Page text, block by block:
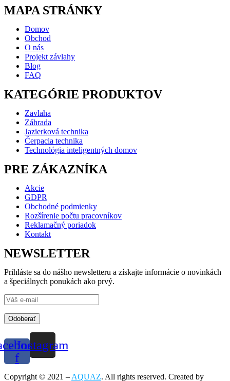
MAPA STRÁNKY
Domov
Obchod
O nás
Projekt závlahy
Blog
FAQ
KATEGÓRIE PRODUKTOV
Zavlaha
Záhrada
Jazierková technika
Čerpacia technika
Technológia inteligentných domov
PRE ZÁKAZNÍKA
Akcie
GDPR
Obchodné podmienky
Rozšírenie počtu pracovníkov
Reklamačný poriadok
Kontakt
NEWSLETTER
Prihláste sa do nášho newsletteru a získajte informácie o novinkách
a špeciálnych ponukách ako prvý.
Odoberať
f
Instagram
Copyright © 2021 – AQUAZ. All rights reserved. Created by